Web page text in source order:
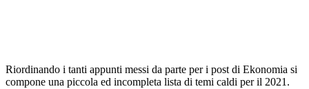
Riordinando i tanti appunti messi da parte per i post di Ekonomia si
compone una piccola ed incompleta lista di temi caldi per il 2021.